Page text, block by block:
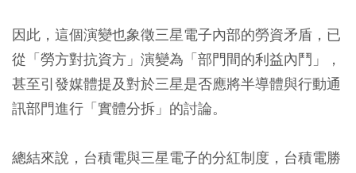
因此，這個演變也象徵三星電子內部的勞資矛盾，已
從「勞方對抗資方」演變為「部門間的利益內鬥」，
甚至引發媒體提及對於三星是否應將半導體與行動通
訊部門進行「實體分拆」的討論。
總結來說，台積電與三星電子的分紅制度，台積電勝